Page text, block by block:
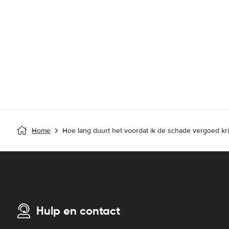
Home Hoe lang duurt het voordat ik de schade vergoed
Hulp en contact